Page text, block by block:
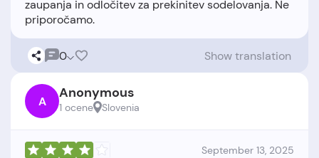
zaupanja in odločitev za prekinitev sodelovanja. Ne
0 Show translation
A Anonymous
1 ocene Slovenia
September 13, 2025